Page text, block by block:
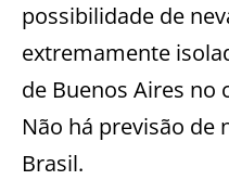
possibilidade de
extremamente
de Buenos Aires no
Não há previsão de
Brasil.